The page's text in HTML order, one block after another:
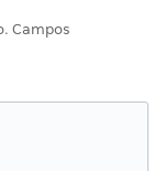
Campos